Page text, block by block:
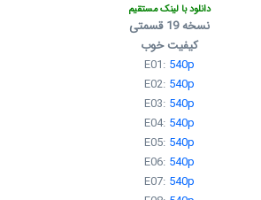
دانلود با لینک مستقیم
نسخه 19 قسمتی
کیفیت خوب
E01: 540p
E02: 540p
E03: 540p
E04: 540p
E05: 540p
E06: 540p
E07: 540p